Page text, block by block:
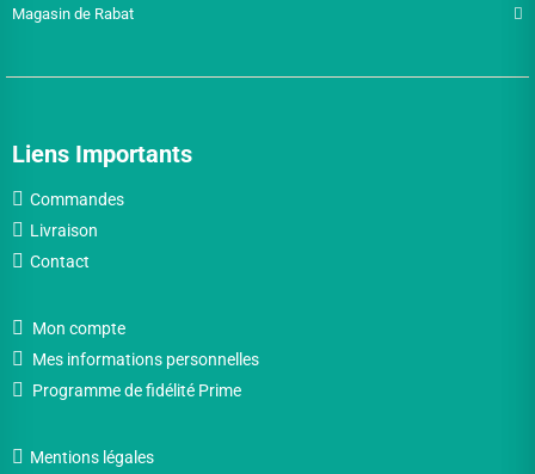
Magasin de Rabat
Liens Importants
Commandes
Livraison
Contact
Mon compte
Mes informations personnelles
Programme de fidélité Prime
Mentions légales